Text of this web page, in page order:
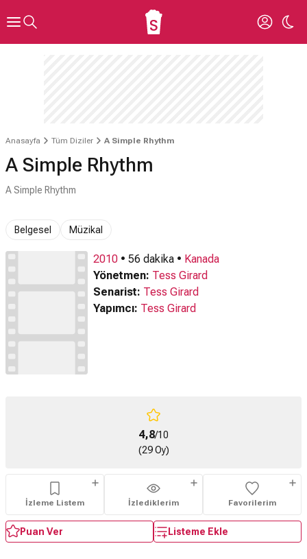
Anasayfa Tüm Diziler A Simple Rhythm
A Simple Rhythm
A Simple Rhythm
Belgesel Müzikal
2010 • 56 dakika • Kanada
Yönetmen: Tess Girard
Senarist: Tess Girard
Yapımcı: Tess Girard
4,8/10
(29 Oy)
İzleme Listem İzlediklerim Favorilerim
Puan Ver Listeme Ekle